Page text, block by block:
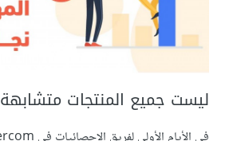
ليست جميع المنتجات متشابهة